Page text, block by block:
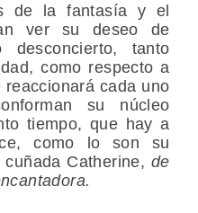
de la fantasía y el
ver su deseo de
desconcierto, tanto
como respecto a
cada uno
su núcleo
tiempo, que hay a
como lo son su
Catherine, de